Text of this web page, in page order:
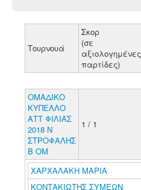
Τουρνουά
Σκορ
(σε
αξιολογημένες
παρτίδες)
OMAΔΙΚΟ
ΚΥΠΕΛΛΟ
ΑΤΤ ΦΙΛΙΑΣ
2018 Ν
ΣΤΡΟΦΑΛΗΣ
Β ΟΜ
1 / 1
ΧΑΡΧΑΛΑΚΗ ΜΑΡΙΑ
ΚΟΝΤΑΚΙΩΤΗΣ ΣΥΜΕΩΝ